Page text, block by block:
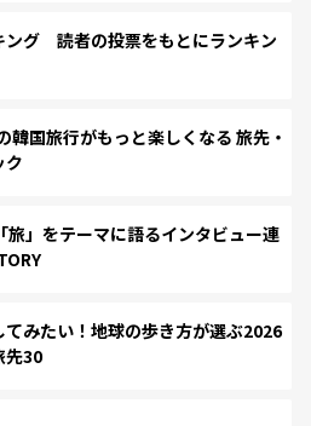
ング 読者の投票をもとにランキン
国旅行がもっと楽しくなる 旅先・
ク
旅」をテーマに語るインタビュー連
みたい！地球の歩き方が選ぶ2026
先30